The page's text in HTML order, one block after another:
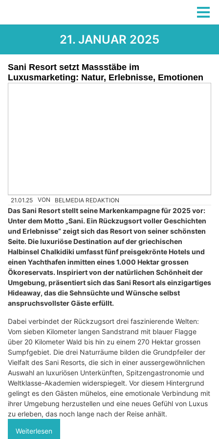
21. JANUAR 2025
Sani Resort setzt Massstäbe im
Luxusmarketing: Natur, Erlebnisse, Emotionen
21.01.25 VON BELMEDIA REDAKTION
Das Sani Resort stellt seine Markenkampagne für 2025 vor:
Unter dem Motto „Sani. Ein Rückzugsort voller Geschichten
und Erlebnisse“ zeigt sich das Resort von seiner schönsten
Seite. Die luxuriöse Destination auf der griechischen
Halbinsel Chalkidiki umfasst fünf preisgekrönte Hotels und
einen Yachthafen inmitten eines 1.000 Hektar grossen
Ökoreservats. Inspiriert von der natürlichen Schönheit der
Umgebung, präsentiert sich das Sani Resort als einzigartiges
Hideaway, das die Sehnsüchte und Wünsche selbst
anspruchsvollster Gäste erfüllt.
Dabei verbindet der Rückzugsort drei faszinierende Welten:
Vom sieben Kilometer langen Sandstrand mit blauer Flagge
über 20 Kilometer Wald bis hin zu einem 270 Hektar grossen
Sumpfgebiet. Die drei Naturräume bilden die Grundpfeiler der
Vielfalt des Sani Resorts, die sich in einer aussergewöhnlichen
Auswahl an luxuriösen Unterkünften, Spitzengastronomie und
Weltklasse-Akademien widerspiegelt. Vor diesem Hintergrund
gelingt es den Gästen mühelos, eine emotionale Verbindung mit
ihrer Umgebung herzustellen und eine neues Gefühl von Luxus
zu erleben, das noch lange nach der Reise anhält.
Weiterlesen